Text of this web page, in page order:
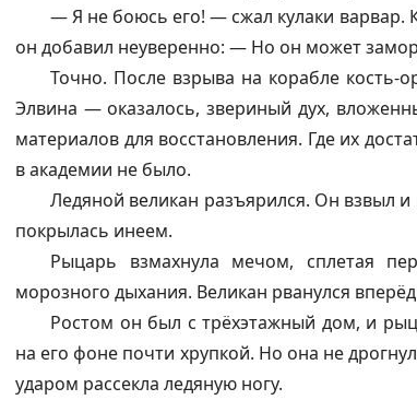
— Я не боюсь его! — сжал кулаки варвар.
он добавил неуверенно: — Но он может
Точно. После взрыва на корабле кость-
Элвина — оказалось, звериный дух,
материалов для восстановления. Где их
в академии не было.
Ледяной великан разъярился. Он взвыл
покрылась инеем.
Рыцарь взмахнула мечом, сплетая
морозного дыхания. Великан рванулся
Ростом он был с трёхэтажный дом, и
на его фоне почти хрупкой. Но она не
ударом рассекла ледяную ногу.